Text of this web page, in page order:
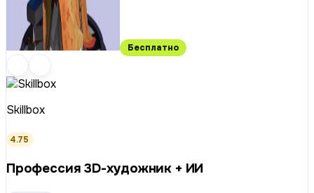
Бесплатно
Skillbox
4.75
Профессия 3D-художник + ИИ